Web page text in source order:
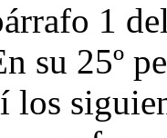
1
su 25º
los